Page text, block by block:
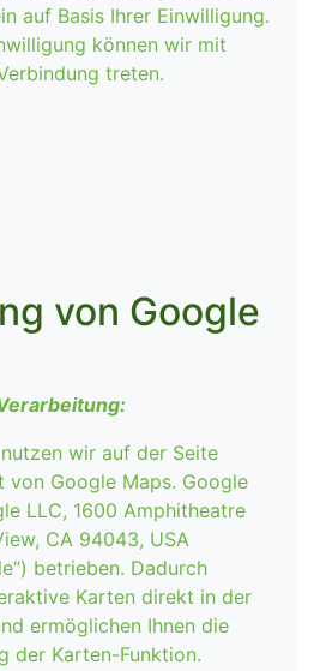
auf Basis Ihrer Einwilligung.
können wir mit
treten.
von Google
wir auf der Seite
von Google Maps. Google
LLC, 1600 Amphitheatre
CA 94043, USA
betrieben. Dadurch
Karten direkt in der
ermöglichen Ihnen die
der Karten-Funktion.